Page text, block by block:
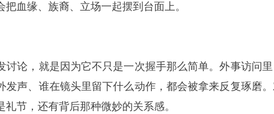
血缘、族裔、立场一起摆到台面上。
讨论，就是因为它不只是一次握手那么简单。外事访问
发声、谁在镜头里留下什么动作，都会被拿来反复琢磨
节，还有背后那种微妙的关系感。